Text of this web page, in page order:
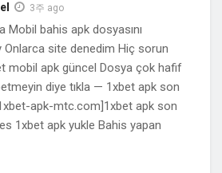
3주 ago
Mobil bahis apk dosyasını
Onlarca site denedim Hiç sorun
mobil apk güncel Dosya çok hafif
diye tıkla — 1xbet apk son
apk-mtc.com]1xbet apk son
1xbet apk yukle Bahis yapan